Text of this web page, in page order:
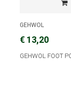
GEHWOL
€ 13,20
GEHWOL FOOT